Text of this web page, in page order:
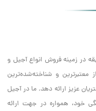
با بیش از 10 سال سابقه در زمینه فروش انواع آجیل و
و شناخته‌شده‌ترین
عزیز ارائه دهد. ما در آجیل
خود، همواره در جهت ارائه